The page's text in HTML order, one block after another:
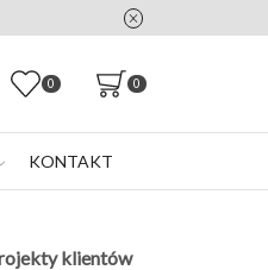
0 0
KONTAKT
klientów